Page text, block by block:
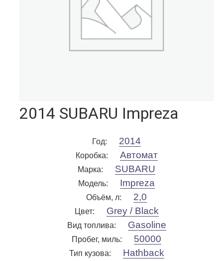
2014 SUBARU Impreza
Год: 2014
Коробка: Автомат
Марка: SUBARU
Модель: Impreza
Объём, л: 2,0
Цвет: Grey / Black
Вид топлива: Gasoline
Пробег, миль: 50000
Тип кузова: Hathback